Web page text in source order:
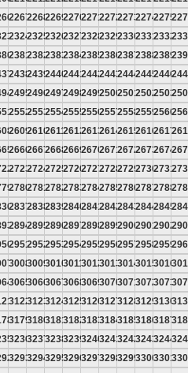
226722682269227022712272227322742275
232423252326232723282329233023312332
238123822383238423852386238723882389
243824392440244124422443244424452446
249524962497249824992500250125022503
255225532554255525562557255825592560
260926102611261226132614261526162617
266626672668266926702671267226732674
272327242725272627272728272927302731
278027812782278327842785278627872788
283728382839284028412842284328442845
289428952896289728982899290029012902
295129522953295429552956295729582959
300830093010301130123013301430153016
306530663067306830693070307130723073
312231233124312531263127312831293130
317931803181318231833184318531863187
323632373238323932403241324232433244
329332943295329632973298329933003301